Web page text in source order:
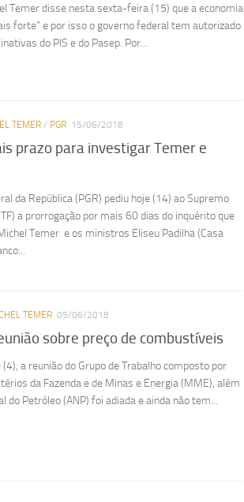
Temer disse nesta sexta-feira (15) que a economia
forte” e por isso o governo federal tem autorizado
do PIS e do Pasep. Por...
TEMER / PGR 15/06/2018
prazo para investigar Temer e
da República (PGR) pediu hoje (14) ao Supremo
a prorrogação por mais 60 dias do inquérito que
Temer e os ministros Eliseu Padilha (Casa
TEMER 05/06/2018
sobre preço de combustíveis
a reunião do Grupo de Trabalho composto por
da Fazenda e de Minas e Energia (MME), além
do Petróleo (ANP) foi adiada e ainda não tem...